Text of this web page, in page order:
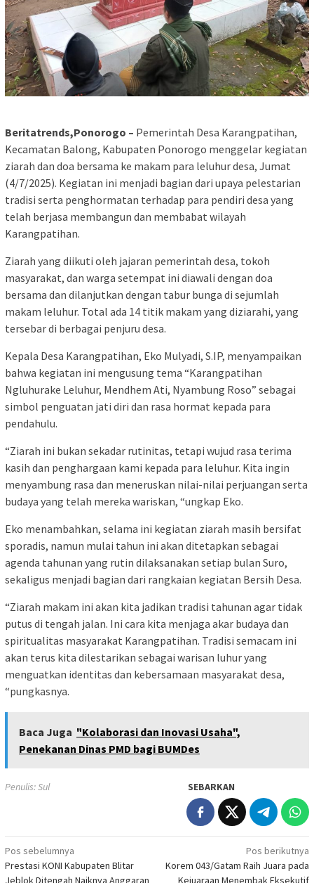
Beritatrends,Ponorogo – Pemerintah Desa Karangpatihan,
Kecamatan Balong, Kabupaten Ponorogo menggelar kegiatan
ziarah dan doa bersama ke makam para leluhur desa, Jumat
(4/7/2025). Kegiatan ini menjadi bagian dari upaya pelestarian
tradisi serta penghormatan terhadap para pendiri desa yang
telah berjasa membangun dan membabat wilayah
Karangpatihan.
Ziarah yang diikuti oleh jajaran pemerintah desa, tokoh
masyarakat, dan warga setempat ini diawali dengan doa
bersama dan dilanjutkan dengan tabur bunga di sejumlah
makam leluhur. Total ada 14 titik makam yang diziarahi, yang
tersebar di berbagai penjuru desa.
Kepala Desa Karangpatihan, Eko Mulyadi, S.IP, menyampaikan
bahwa kegiatan ini mengusung tema “Karangpatihan
Ngluhurake Leluhur, Mendhem Ati, Nyambung Roso” sebagai
simbol penguatan jati diri dan rasa hormat kepada para
pendahulu.
“Ziarah ini bukan sekadar rutinitas, tetapi wujud rasa terima
kasih dan penghargaan kami kepada para leluhur. Kita ingin
menyambung rasa dan meneruskan nilai-nilai perjuangan serta
budaya yang telah mereka wariskan, “ungkap Eko.
Eko menambahkan, selama ini kegiatan ziarah masih bersifat
sporadis, namun mulai tahun ini akan ditetapkan sebagai
agenda tahunan yang rutin dilaksanakan setiap bulan Suro,
sekaligus menjadi bagian dari rangkaian kegiatan Bersih Desa.
“Ziarah makam ini akan kita jadikan tradisi tahunan agar tidak
putus di tengah jalan. Ini cara kita menjaga akar budaya dan
spiritualitas masyarakat Karangpatihan. Tradisi semacam ini
akan terus kita dilestarikan sebagai warisan luhur yang
menguatkan identitas dan kebersamaan masyarakat desa,
“pungkasnya.
Baca Juga "Kolaborasi dan Inovasi Usaha",
Penekanan Dinas PMD bagi BUMDes
Penulis: Sul SEBARKAN
Navigasi
pos
Pos sebelumnya
Prestasi KONI Kabupaten Blitar
Jeblok Ditengah Naiknya Anggaran
Pos berikutnya
Korem 043/Gatam Raih Juara pada
Kejuaraan Menembak Eksekutif